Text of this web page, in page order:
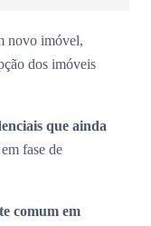
novo imóvel,
dos imóveis
que ainda
fase de
comum em